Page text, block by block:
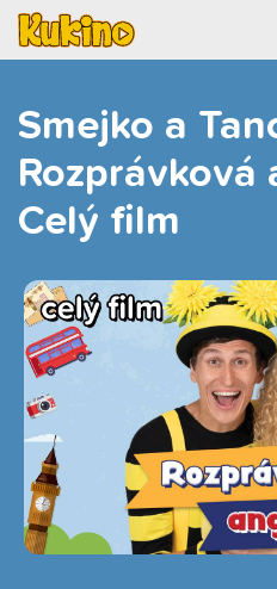
Smejko a
Rozprávková
Celý film